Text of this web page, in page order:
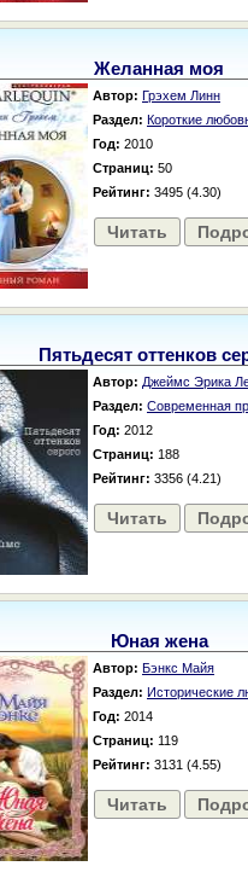
Желанная моя
Автор: Грэхем Линн
Раздел: Короткие
Год: 2010
Страниц: 50
Рейтинг: 3495 (4.30)
Читать
Пятьдесят оттенков
Автор: Джеймс Эрика
Раздел: Современная
Год: 2012
Страниц: 188
Рейтинг: 3356 (4.21)
Читать
Юная жена
Автор: Бэнкс Майя
Раздел: Исторические
Год: 2014
Страниц: 119
Рейтинг: 3131 (4.55)
Читать